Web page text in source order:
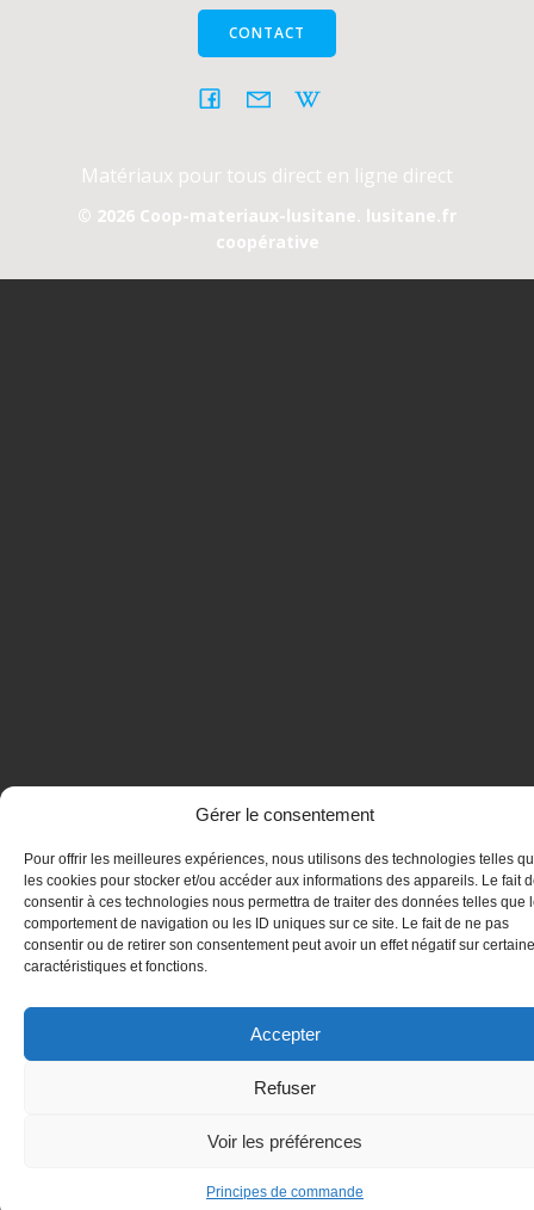
Gérer le consentement
Pour offrir les meilleures expériences, nous utilisons des technologies telles
les cookies pour stocker et/ou accéder aux informations des appareils. Le fait
consentir à ces technologies nous permettra de traiter des données telles que
comportement de navigation ou les ID uniques sur ce site. Le fait de ne pas
consentir ou de retirer son consentement peut avoir un effet négatif sur
caractéristiques et fonctions.
Accepter
Refuser
Voir les préférences
Principes de commande
CONTACT
Matériaux pour tous direct en ligne direct
© 2026 Coop-materiaux-lusitane. lusitane.fr
coopérative